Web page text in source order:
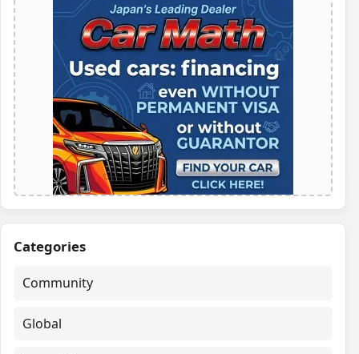
Categories
Community
Global